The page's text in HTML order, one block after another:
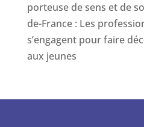
porteuse de sens et de
de-France : Les
s’engagent pour faire
aux jeunes